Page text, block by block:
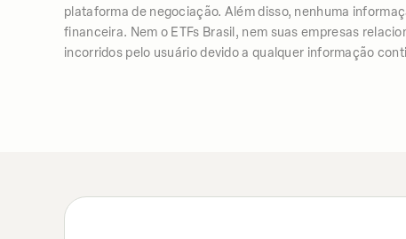
plataforma de negociação. Além disso, nenhuma
financeira. Nem o ETFs Brasil, nem suas empresas
incorridos pelo usuário devido a qualquer informação